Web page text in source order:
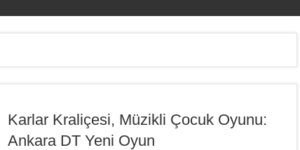
Karlar Kraliçesi, Müzikli Çocuk Oyunu:
Ankara DT Yeni Oyun